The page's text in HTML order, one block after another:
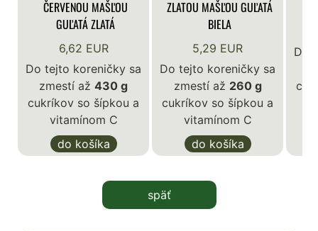
ČERVENOU MAŠĽOU
GUĽATÁ ZLATÁ
6,62 EUR
Do tejto koreničky sa
zmestí až430 g
cukríkov so šípkou a
vitamínom C
do košíka
ZLATOU MAŠĽOU GUĽATÁ
BIELA
5,29 EUR
Do tejto koreničky sa
zmestí až 260 g
cukríkov so šípkou a
vitamínom C
do košíka
Do
späť